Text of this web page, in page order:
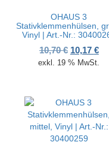
OHAUS 3
Stativklemmenhülsen,
Vinyl | Art.-Nr.:
10,70€ 10,17 €
exkl. 19 % MwSt.